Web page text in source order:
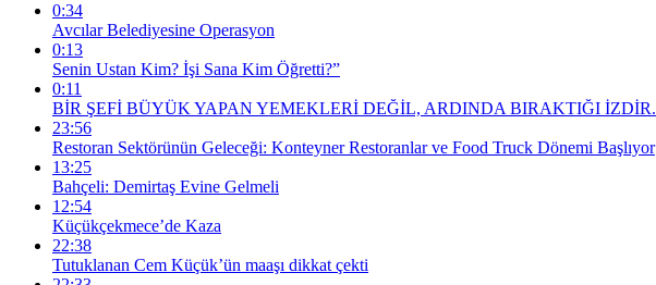
0:34
Avcılar Belediyesine Operasyon
0:13
Senin Ustan Kim? İşi Sana Kim Öğretti?”
0:11
BİR ŞEFİ BÜYÜK YAPAN YEMEKLERİ DEĞİL, ARDINDA BIRAKTIĞI İZDİR.
23:56
Restoran Sektörünün Geleceği: Konteyner Restoranlar ve Food Truck Dönemi Başlıyor
13:25
Bahçeli: Demirtaş Evine Gelmeli
12:54
Küçükçekmece’de Kaza
22:38
Tutuklanan Cem Küçük’ün maaşı dikkat çekti